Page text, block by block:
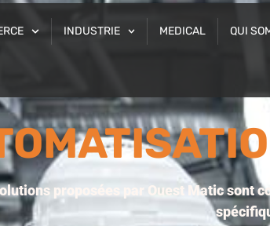
INDUSTRIE MEDICAL QUI
proposées par Ouest Matic sont